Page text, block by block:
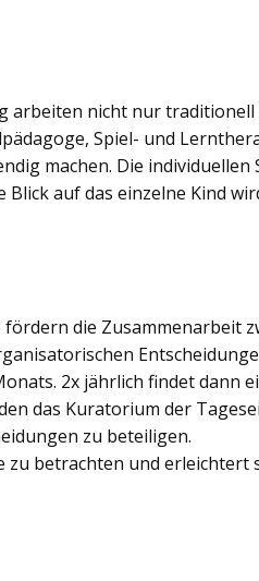
arbeiten nicht nur
Spiel- und
machen. Die individuellen
auf das einzelne Kind
die Zusammenarbeit
2x jährlich findet dann
das Kuratorium der
zu beteiligen.
betrachten und erleichtert